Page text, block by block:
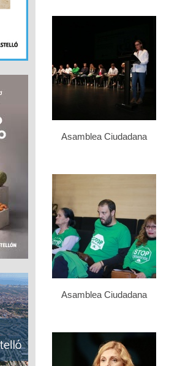
Asamblea Ciudadana
Asamblea Ciudadana